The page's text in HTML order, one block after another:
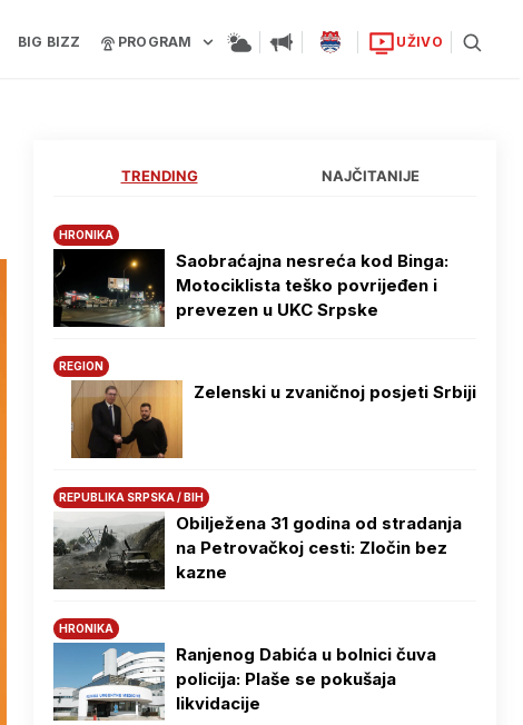
BIG BIZZ PROGRAM UŽIVO
TRENDING NAJČITANIJE
HRONIKA
Saobraćajna nesreća kod Binga:
Motociklista teško povrijeđen i
prevezen u UKC Srpske
REGION
Zelenski u zvaničnoj posjeti Srbiji
REPUBLIKA SRPSKA / BIH
Obilježena 31 godina od stradanja
na Petrovačkoj cesti: Zločin bez
kazne
HRONIKA
Ranjenog Dabića u bolnici čuva
policija: Plaše se pokušaja
likvidacije